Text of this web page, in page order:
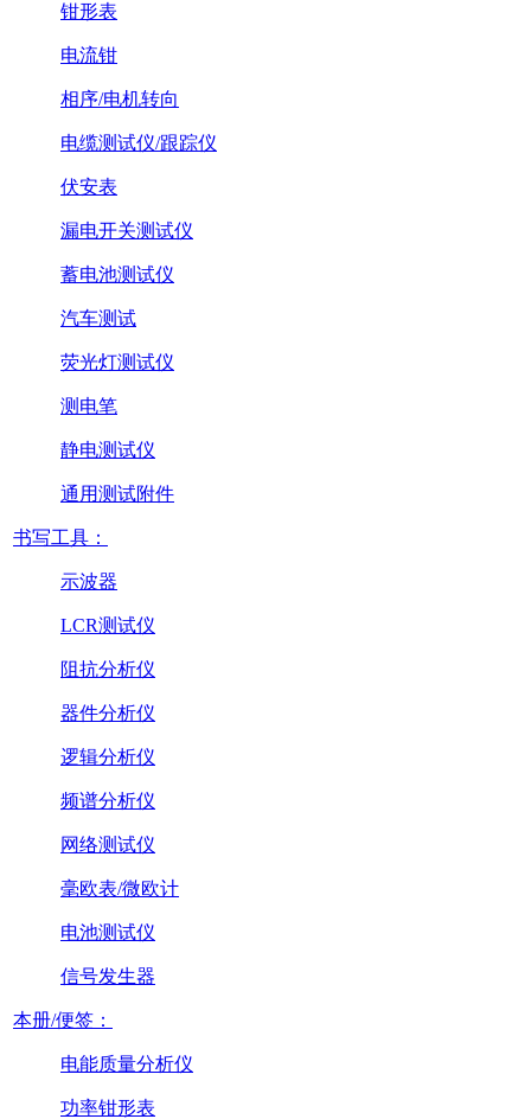
钳形表
电流钳
相序/电机转向
电缆测试仪/跟踪仪
伏安表
漏电开关测试仪
蓄电池测试仪
汽车测试
荧光灯测试仪
测电笔
静电测试仪
通用测试附件
书写工具：
示波器
LCR测试仪
阻抗分析仪
器件分析仪
逻辑分析仪
频谱分析仪
网络测试仪
毫欧表/微欧计
电池测试仪
信号发生器
本册/便签：
电能质量分析仪
功率钳形表